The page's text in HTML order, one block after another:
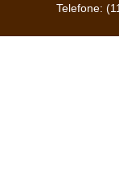
Telefone: